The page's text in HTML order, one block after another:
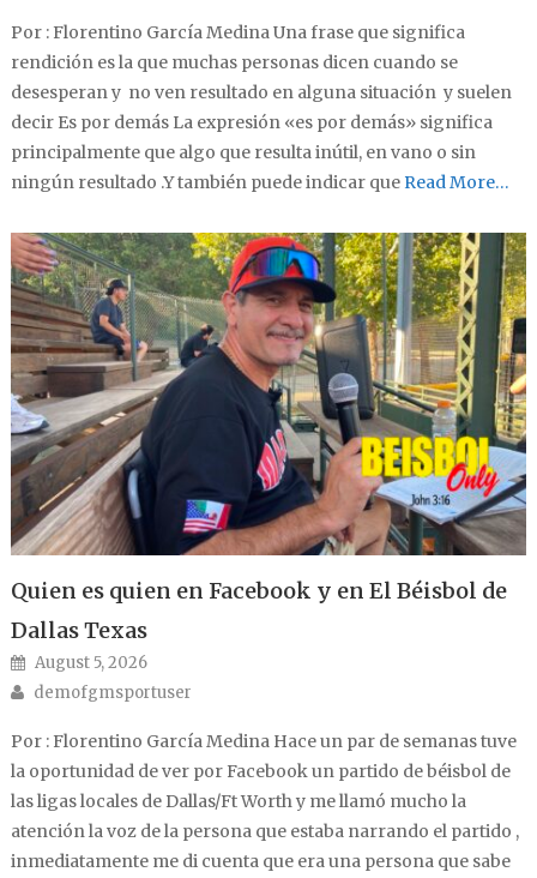
Por : Florentino García Medina Una frase que significa
rendición es la que muchas personas dicen cuando se
desesperan y no ven resultado en alguna situación y suelen
decir Es por demás La expresión «es por demás» significa
principalmente que algo que resulta inútil, en vano o sin
ningún resultado .Y también puede indicar queRead More…
Quien es quien en Facebook y en El Béisbol de
Dallas Texas
Posted on
August 5, 2026
Author
demofgmsportuser
Por : Florentino García Medina Hace un par de semanas tuve
la oportunidad de ver por Facebook un partido de béisbol de
las ligas locales de Dallas/Ft Worth y me llamó mucho la
atención la voz de la persona que estaba narrando el partido ,
inmediatamente me di cuenta que era una persona que sabe